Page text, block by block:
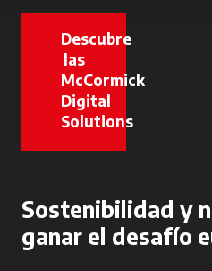
Descubre
las
McCormick
Digital
Solutions
Sostenibilidad y
ganar el desafío